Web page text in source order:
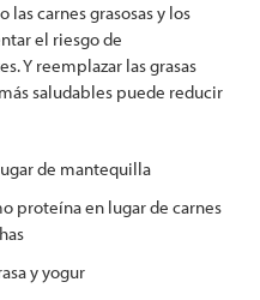
carnes grasosas y los
el riesgo de
Y reemplazar las grasas
saludables puede reducir
de mantequilla
proteína en lugar de carnes
y yogur